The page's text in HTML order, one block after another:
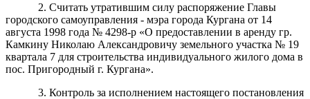
2. Считать утратившим силу распоряжение Главы
городского самоуправления - мэра города Кургана от 14
августа 1998 года № 4298-р «О предоставлении в аренду гр.
Камкину Николаю Александровичу земельного участка № 19
квартала 7 для строительства индивидуального жилого дома в
пос. Пригородный г. Кургана».
3. Контроль за исполнением настоящего постановления